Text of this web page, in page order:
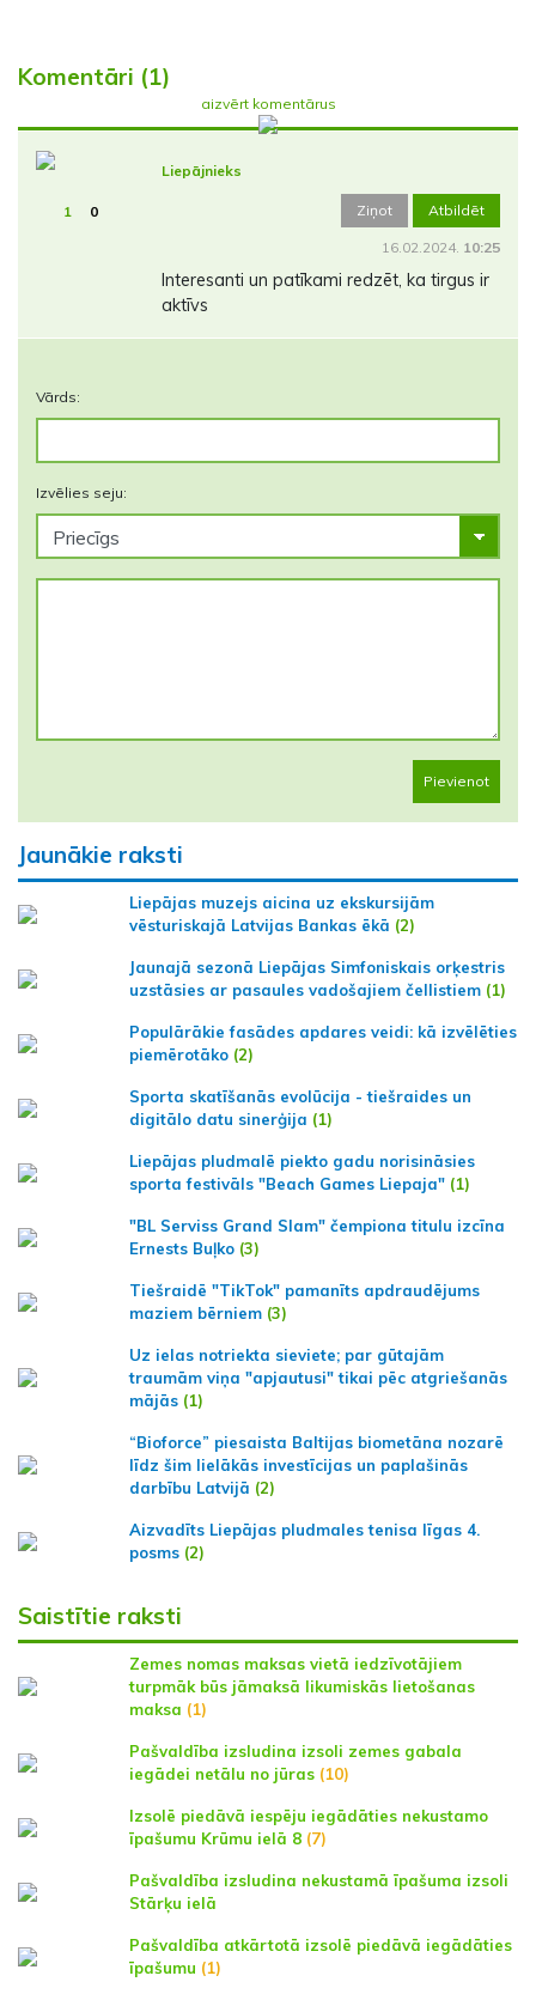
Komentāri (1)
aizvērt komentārus
1 0
Liepājnieks
Ziņot Atbildēt
16.02.2024. 10:25
Interesanti un patīkami redzēt, ka tirgus ir
aktīvs
Vārds:
Izvēlies seju:
Pievienot
Jaunākie raksti
Liepājas muzejs aicina uz ekskursijām
vēsturiskajā Latvijas Bankas ēkā (2)
Jaunajā sezonā Liepājas Simfoniskais orķestris
uzstāsies ar pasaules vadošajiem čellistiem (1)
Populārākie fasādes apdares veidi: kā izvēlēties
piemērotāko (2)
Sporta skatīšanās evolūcija - tiešraides un
digitālo datu sinerģija (1)
Liepājas pludmalē piekto gadu norisināsies
sporta festivāls "Beach Games Liepaja" (1)
"BL Serviss Grand Slam" čempiona titulu izcīna
Ernests Buļko (3)
Tiešraidē "TikTok" pamanīts apdraudējums
maziem bērniem (3)
Uz ielas notriekta sieviete; par gūtajām
traumām viņa "apjautusi" tikai pēc atgriešanās
mājās (1)
“Bioforce” piesaista Baltijas biometāna nozarē
līdz šim lielākās investīcijas un paplašinās
darbību Latvijā (2)
Aizvadīts Liepājas pludmales tenisa līgas 4.
posms (2)
Saistītie raksti
Zemes nomas maksas vietā iedzīvotājiem
turpmāk būs jāmaksā likumiskās lietošanas
maksa (1)
Pašvaldība izsludina izsoli zemes gabala
iegādei netālu no jūras (10)
Izsolē piedāvā iespēju iegādāties nekustamo
īpašumu Krūmu ielā 8 (7)
Pašvaldība izsludina nekustamā īpašuma izsoli
Stārķu ielā
Pašvaldība atkārtotā izsolē piedāvā iegādāties
īpašumu (1)